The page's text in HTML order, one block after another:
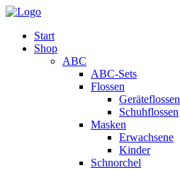
Start
Shop
ABC
ABC-Sets
Flossen
Geräteflossen
Schuhflossen
Masken
Erwachsene
Kinder
Schnorchel